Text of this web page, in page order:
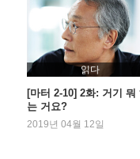
읽다
[마터 2-10] 2화: 거기 뭐
는 거요?
2019년 04월 12일